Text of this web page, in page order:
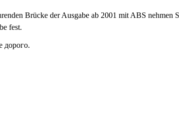
Brücke der Ausgabe ab 2001 mit ABS nehmen
fest.
дорого.